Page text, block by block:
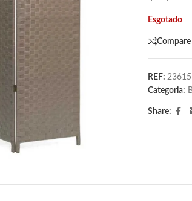
Esgotado
Compare
REF: 23615
Categoria:
Share: